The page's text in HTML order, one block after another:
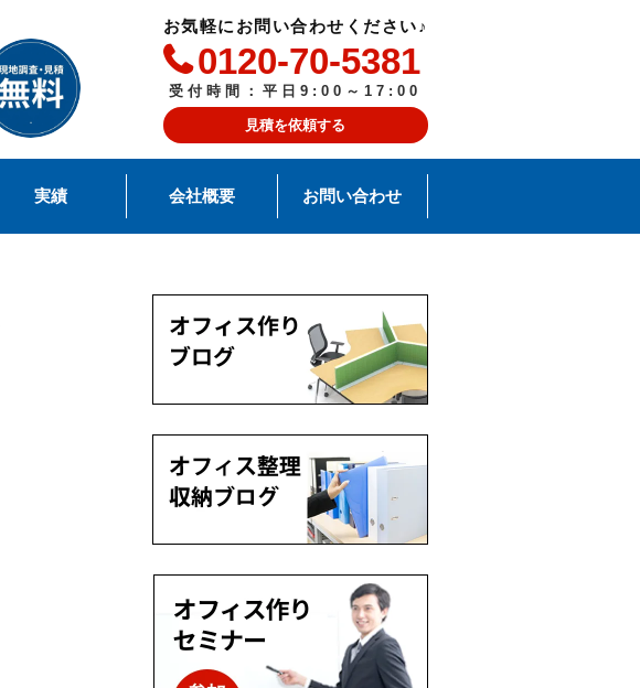
お気軽にお問い合わせください♪
0120-70-5381
受付時間：平日9:00～17:00
見積を依頼する
実績 会社概要 お問い合わせ